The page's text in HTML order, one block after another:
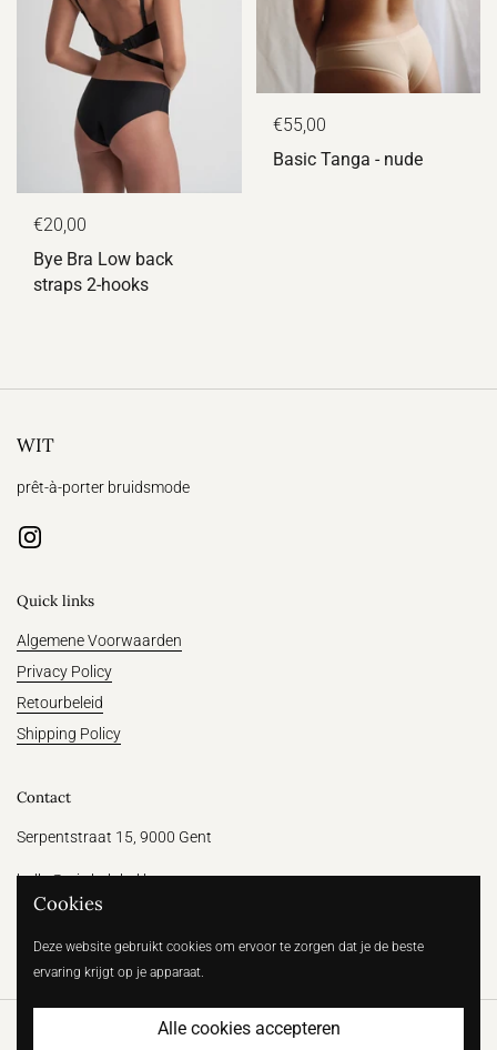
€20,00
Bye Bra Low back
straps 2-hooks
€55,00
Basic Tanga - nude
WIT
prêt-à-porter bruidsmode
Instagram
Quick links
Algemene Voorwaarden
Privacy Policy
Retourbeleid
Shipping Policy
Contact
Serpentstraat 15, 9000 Gent
hallo@witthelabel.be
Wit | Betaalbare bruidsmode voor de moderne
Cookies
Deze website gebruikt cookies om ervoor te zorgen dat je de beste
ervaring krijgt op je apparaat.
Alle cookies accepteren